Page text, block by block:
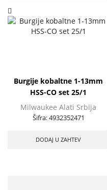
Burgije kobaltne 1-13mm
HSS-CO set 25/1
Milwaukee Alati Srbija
Šifra:4932352471
DODAJ U ZAHTEV